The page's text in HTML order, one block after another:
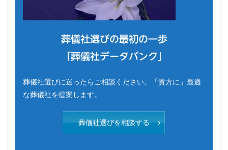
葬儀社選びの最初の一歩
「葬儀社データバンク」
葬儀社選びに迷ったらご相談ください。「貴方に」最適
な葬儀社を提案します。
葬儀社選びを相談する